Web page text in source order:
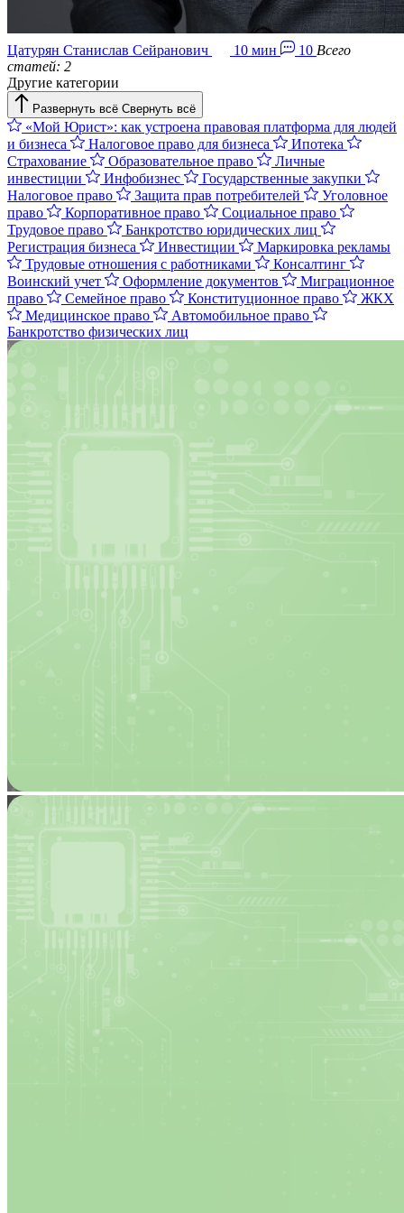
Цатурян Станислав Сейранович 10 мин 10 Всего
статей: 2
Другие категории
Развернуть всё Свернуть всё
«Мой Юрист»: как устроена правовая платформа для людей
и бизнеса
Налоговое право для бизнеса
Ипотека
Страхование
Образовательное право
Личные
инвестиции
Инфобизнес
Государственные закупки
Налоговое право
Защита прав потребителей
Уголовное
право
Корпоративное право
Cоциальное право
Трудовое право
Банкротство юридических лиц
Регистрация бизнеса
Инвестиции
Маркировка рекламы
Трудовые отношения с работниками
Консалтинг
Воинский учет
Оформление документов
Миграционное
право
Семейное право Конституционное право
ЖКХ
Медицинское право
Автомобильное право
Банкротство физических лиц